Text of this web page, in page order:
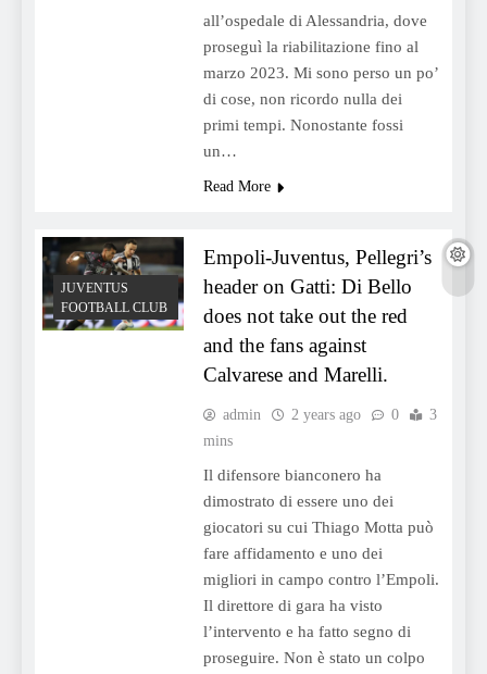
all’ospedale di Alessandria, dove
proseguì la riabilitazione fino al
marzo 2023. Mi sono perso un po’
di cose, non ricordo nulla dei
primi tempi. Nonostante fossi
un…
Read More
JUVENTUS
FOOTBALL CLUB
Empoli-Juventus, Pellegri’s
header on Gatti: Di Bello
does not take out the red
and the fans against
Calvarese and Marelli.
admin 2 years ago 0
3
mins
Il difensore bianconero ha
dimostrato di essere uno dei
giocatori su cui Thiago Motta può
fare affidamento e uno dei
migliori in campo contro l’Empoli.
Il direttore di gara ha visto
l’intervento e ha fatto segno di
proseguire. Non è stato un colpo